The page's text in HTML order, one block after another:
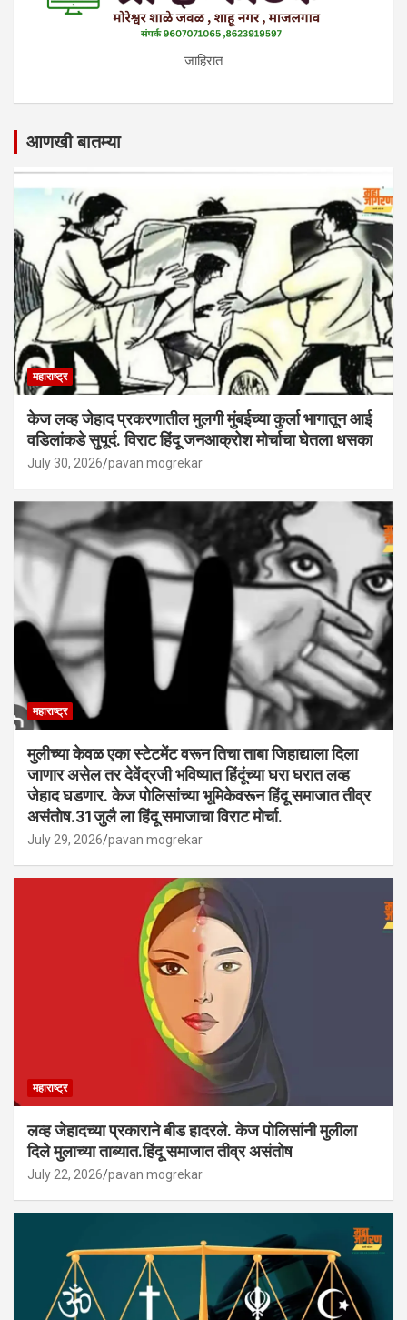
जाहिरात
आणखी बातम्या
महाराष्ट्र
केज लव्ह जेहाद प्रकरणातील मुलगी मुंबईच्या कुर्ला भागातून आई
वडिलांकडे सुपूर्द. विराट हिंदू जनआक्रोश मोर्चाचा घेतला धसका
July 30, 2026 pavan mogrekar
महाराष्ट्र
मुलीच्या केवळ एका स्टेटमेंट वरून तिचा ताबा जिहाद्याला दिला
जाणार असेल तर देवेंद्रजी भविष्यात हिंदूंच्या घरा घरात लव्ह
जेहाद घडणार. केज पोलिसांच्या भूमिकेवरून हिंदू समाजात तीव्र
असंतोष.31जुलै ला हिंदू समाजाचा विराट मोर्चा.
July 29, 2026 pavan mogrekar
महाराष्ट्र
लव्ह जेहादच्या प्रकाराने बीड हादरले. केज पोलिसांनी मुलीला
दिले मुलाच्या ताब्यात.हिंदू समाजात तीव्र असंतोष
July 22, 2026 pavan mogrekar